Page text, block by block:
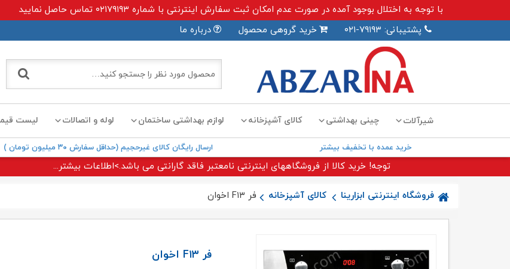
با توجه به اختلال بوجود آمده در صورت عدم امکان ثبت سفارش اینترنتی با شماره ۰۲۱۷۹۱۹۳ تماس حاصل نمایید
پشتیبانی: ۷۹۱۹۳-۰۲۱
خرید گروهی محصول درباره ما
شیرآلات چینی بهداشتی کالای آشپزخانه لوازم بهداشتی ساختمان لوله و اتصالات لیست
خرید عمده با تخفیف بیشتر ارسال رایگان کالای غیرحجیم (حداقل سفارش ۳۰ میلیون تومان )
توجه! خرید کالا از فروشگاههای اینترنتی نامعتبر فاقد گارانتی می باشد.>اطلاعات بیشتر...
فروشگاه اینترنتی ابزارینا کالای آشپزخانه فر F۱۳ اخوان
فر F۱۳ اخوان